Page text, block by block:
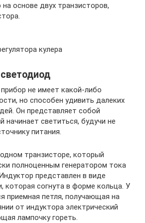
основе двух транзисторов,
кулера
не имеет какой-либо
но способен удивить далеких
Он представляет собой
начинает светиться, будучи не
питания.
транзисторе, который
полноценным генератором тока
представлен в виде
которая согнута в форме кольца. У
приемная петля, получающая на
от индуктора электрический
лампочку гореть.